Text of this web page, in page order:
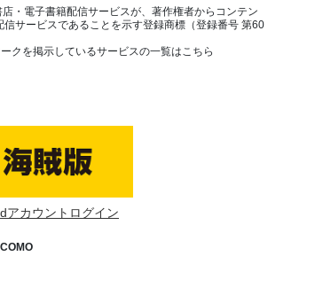
・電子書籍配信サービスが、著作権者からコンテン
信サービスであることを示す登録商標（登録番号 第60
クを掲示しているサービスの一覧はこちら
dアカウントログイン